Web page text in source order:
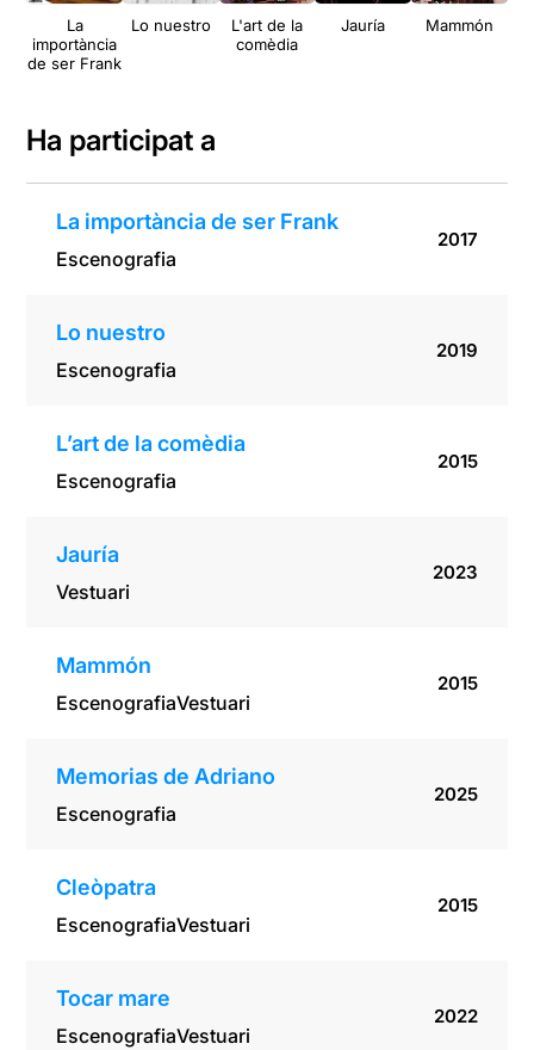
La
importància
de ser Frank
Lo nuestro
L'art de la
comèdia
Jauría Mammón
Ha participat a
La importància de ser Frank
Escenografia
2017
Lo nuestro
Escenografia
2019
L’art de la comèdia
Escenografia
2015
Jauría
Vestuari
2023
Mammón
EscenografiaVestuari
2015
Memorias de Adriano
Escenografia
2025
Cleòpatra
EscenografiaVestuari
2015
Tocar mare
EscenografiaVestuari
2022